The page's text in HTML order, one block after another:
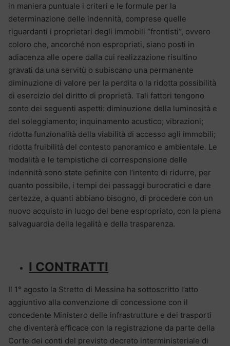
in maniera puntuale i criteri e le formule per la
determinazione delle indennità, comprese quelle
riguardanti i proprietari degli immobili “frontisti”, ovvero
coloro che, ancorché non espropriati, siano posti in
adiacenza alle opere dalla cui realizzazione risultino
gravati da una servitù o subiscano una permanente
diminuzione di valore per la perdita o la ridotta possibilità
di esercizio del diritto di proprietà. Tali fattori tengono
conto dei seguenti aspetti: diminuzione della luminosità e
del soleggiamento; inquinamento acustico; vibrazioni;
ridotta funzionalità della viabilità di accesso agli immobili;
ridotta fruibilità del contesto panoramico e ambientale. Le
modalità e le tempistiche di corresponsione delle
indennità sono state definite con l’intento di ridurre, per
quanto possibile, i tempi dei passaggi burocratici e dare
certezze, a quanti abbiano bisogno, di procedere con un
nuovo acquisto in luogo del bene espropriato, con la piena
salvaguardia della legalità e della trasparenza.
I CONTRATTI
Il 1° agosto la Stretto di Messina ha sottoscritto l’atto
aggiuntivo alla convenzione di concessione con il
concedente Ministero delle infrastrutture e dei trasporti
che diventerà efficace con la registrazione da parte della
Corte dei conti del previsto decreto interministeriale di